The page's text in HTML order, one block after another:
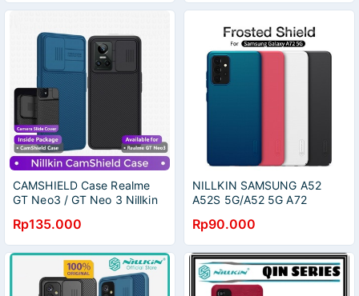
CAMSHIELD Case Realme
GT Neo3 / GT Neo 3 Nillkin
Rp135.000
NILLKIN SAMSUNG A52
A52S 5G/A52 5G A72
SHIELD
Rp90.000